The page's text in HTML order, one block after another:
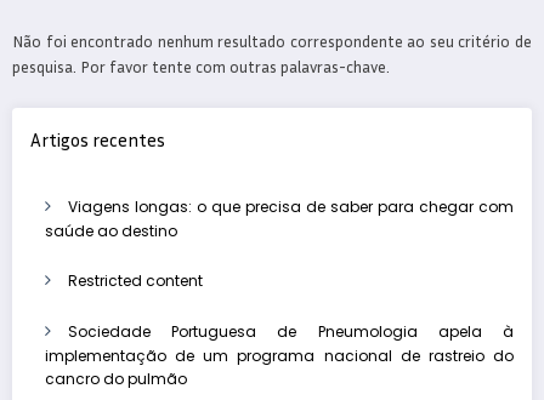
Não foi encontrado nenhum resultado correspondente ao seu critério de
pesquisa. Por favor tente com outras palavras-chave.
Artigos recentes
Viagens longas: o que precisa de saber para chegar com
saúde ao destino
Restricted content
Sociedade Portuguesa de Pneumologia apela à
implementação de um programa nacional de rastreio do
cancro do pulmão